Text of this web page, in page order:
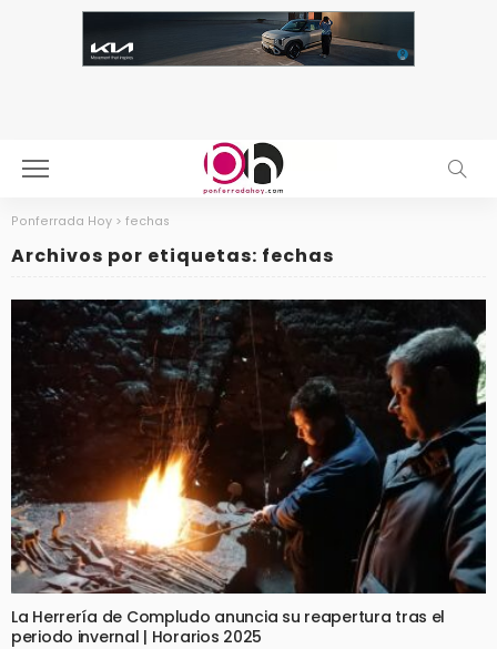
Ponferrada Hoy > fechas
Archivos por etiquetas: fechas
La Herrería de Compludo anuncia su reapertura tras el
periodo invernal | Horarios 2025